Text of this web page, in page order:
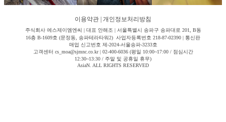
이용약관 개인정보처리방침
주식회사 에스제이엠엔씨 | 대표 안해조 | 서울특별시 송파구 송파대로 201, B동
16층 B-1609호 (문정동, 송파테라타워2) 사업자등록번호 218-87-02390 | 통신판
매업 신고번호 제-2024-서울송파-3233호
고객센터 cs_moa@sjmnc.co.kr | 02-400-6036 (평일 10:00~17:00 / 점심시간
12:30~13:30 / 주말 및 공휴일 휴무)
AsiaN. ALL RIGHTS RESERVED